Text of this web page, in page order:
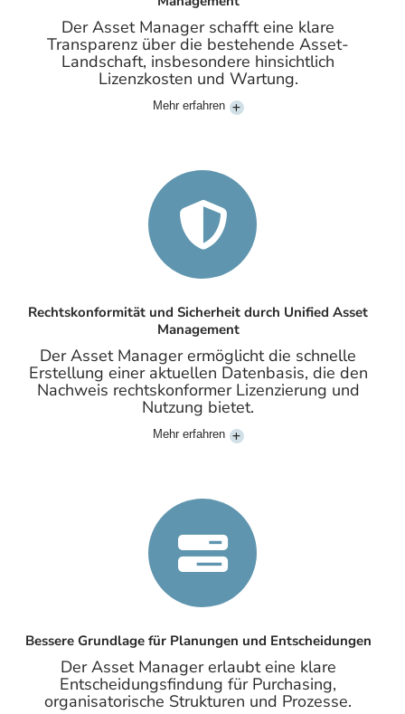
Der Asset Manager schafft eine klare
Transparenz über die bestehende Asset-
Landschaft, insbesondere hinsichtlich
Lizenzkosten und Wartung.
Mehr erfahren
Rechtskonformität und Sicherheit durch Unified Asset
Management
Der Asset Manager ermöglicht die schnelle
Erstellung einer aktuellen Datenbasis, die den
Nachweis rechtskonformer Lizenzierung und
Nutzung bietet.
Mehr erfahren
Bessere Grundlage für Planungen und Entscheidungen
Der Asset Manager erlaubt eine klare
Entscheidungsfindung für Purchasing,
organisatorische Strukturen und Prozesse.